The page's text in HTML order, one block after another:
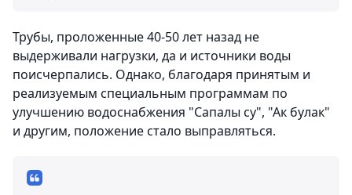
Трубы, проложенные 40-50 лет назад не
выдерживали нагрузки, да и источники воды
поисчерпались. Однако, благодаря принятым и
реализуемым специальным программам по
улучшению водоснабжения "Сапалы су", "Ак булак"
и другим, положение стало выправляться.